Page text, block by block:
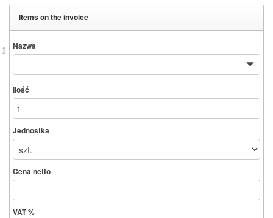
Items on the invoice
Nazwa
Ilość
Jednostka
Cena netto
VAT %